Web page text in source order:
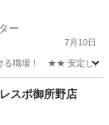
ー
7月10日
★★ 安定した会社で
レスポ御所野店